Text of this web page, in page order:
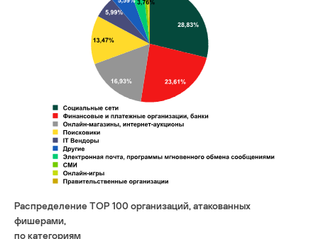
Распределение TOP 100 организаций, атакованных
фишерами,
по категориям